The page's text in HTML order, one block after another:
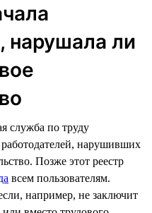
нарушала ли
служба по труду
нарушивших
Позже этот реестр
всем пользователям.
например, не заключит